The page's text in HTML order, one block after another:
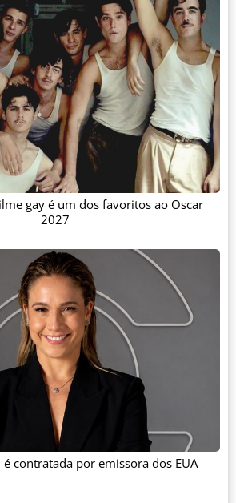
gay é um dos favoritos ao Oscar
2027
contratada por emissora dos EUA